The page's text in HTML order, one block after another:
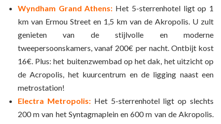
Wyndham Grand Athens: Het 5-sterrenhotel ligt op 1
km van Ermou Street en 1,5 km van de Akropolis. U zult
genieten van de stijlvolle en moderne
tweepersoonskamers, vanaf 200€ per nacht. Ontbijt kost
16€. Plus: het buitenzwembad op het dak, het uitzicht op
de Acropolis, het kuurcentrum en de ligging naast een
metrostation!
Electra Metropolis:Het 5-sterrenhotel ligt op slechts
200 m van het Syntagmaplein en 600 m van de Akropolis.